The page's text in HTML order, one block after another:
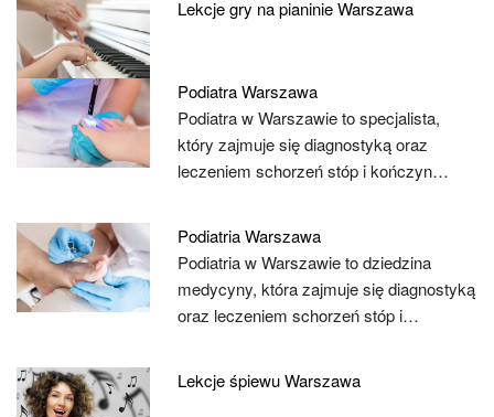
Lekcje gry na pianinie Warszawa
Podiatra Warszawa
Podiatra w Warszawie to specjalista,
który zajmuje się diagnostyką oraz
leczeniem schorzeń stóp i kończyn…
Podiatria Warszawa
Podiatria w Warszawie to dziedzina
medycyny, która zajmuje się diagnostyką
oraz leczeniem schorzeń stóp i…
Lekcje śpiewu Warszawa